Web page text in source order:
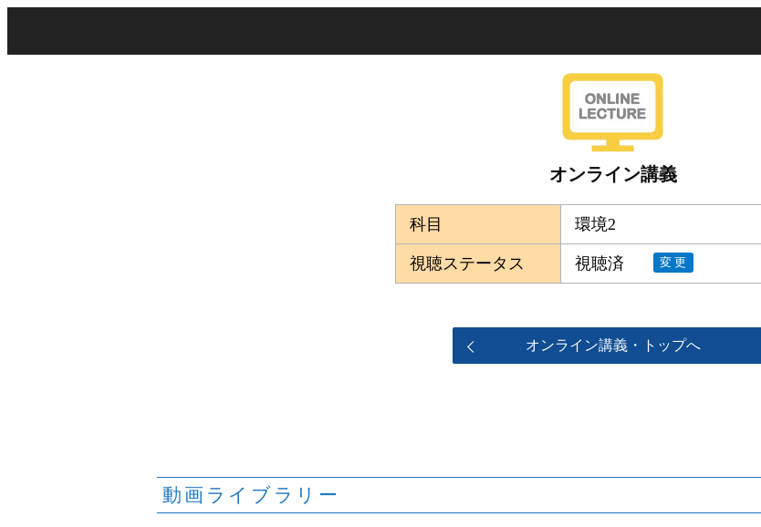
オンライン講義
科目 環境2
視聴ステータス 視聴済 変更
オンライン講義・トップへ
動画ライブラリー